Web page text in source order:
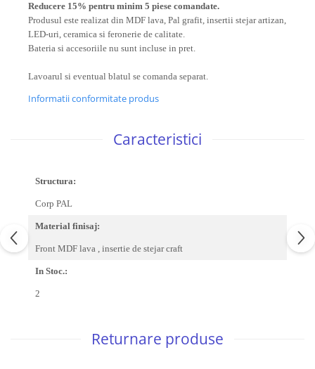
Reducere 15% pentru minim 5 piese comandate.
Produsul este realizat din MDF lava, Pal grafit, insertii stejar artizan,
LED-uri, ceramica si feronerie de calitate.
Bateria si accesoriile nu sunt incluse in pret.
Lavoarul si eventual blatul se comanda separat.
Informatii conformitate produs
Caracteristici
Structura:
Corp PAL
Material finisaj:
Front MDF lava , insertie de stejar craft
In Stoc.:
2
Returnare produse